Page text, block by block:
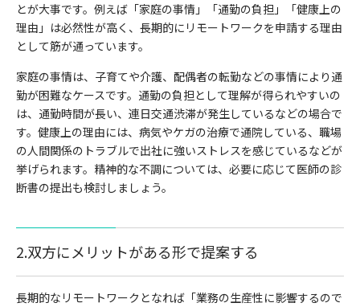
とが大事です。例えば「家庭の事情」「通勤の負担」「健康上の
理由」は必然性が高く、長期的にリモートワークを申請する理由
として筋が通っています。
家庭の事情は、子育てや介護、配偶者の転勤などの事情により通
勤が困難なケースです。通勤の負担として理解が得られやすいの
は、通勤時間が長い、連日交通渋滞が発生しているなどの場合で
す。健康上の理由には、病気やケガの治療で通院している、職場
の人間関係のトラブルで出社に強いストレスを感じているなどが
挙げられます。精神的な不調については、必要に応じて医師の診
断書の提出も検討しましょう。
2.双方にメリットがある形で提案する
長期的なリモートワークとなれば「業務の生産性に影響するので